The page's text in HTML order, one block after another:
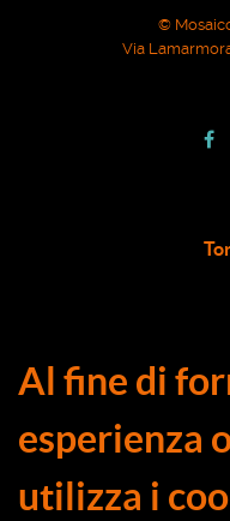
©
Via
Al fine di
esperienza
utilizza i